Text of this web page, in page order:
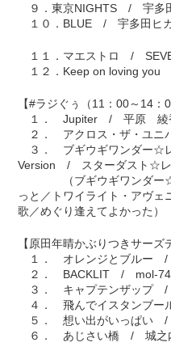
９．東京NIGHTS / 宇多
１０．BLUE / 宇多田ヒ
１１．マエストロ /
１２．Keep on loving you
【#ラジぐぅ（11：00～14：
１． Jupiter / 平原 綾
２． アクロス・ザ・ユ
３． ブギウギワンダー☆
Version / スターダスト☆レ
（ブギウギワンダー☆レ
っと／トワイライト・アヴェ
歌／めぐり逢えてよかった）
【原田年晴かぶりつきサーズ
１． オレンジとブルー
２． BACKLIT / mol-74
３． キャプテンザップ /
４． 飛んでイスタンブ
５． 想い出がいっぱい
６． あじさい橋 / 城之